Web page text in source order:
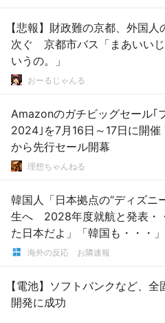
【悲報】財政難の京都、外国人
次ぐ 京都市バス「まあいいじ
いうの。」
おーるじゃんる
Amazonのガチビッグセール｢
2024｣を7月16日～17日に開催
から先行セール開幕
理想ちゃんねる
韓国人「日本拠点の“ディズニ
生へ 2028年度就航と発表・
た日本だよ」「韓国も・・・
（泣）絶対に乗らなくちゃ！
海外の反応 お隣速報
【電池】ソフトバンクなど、
開発に成功